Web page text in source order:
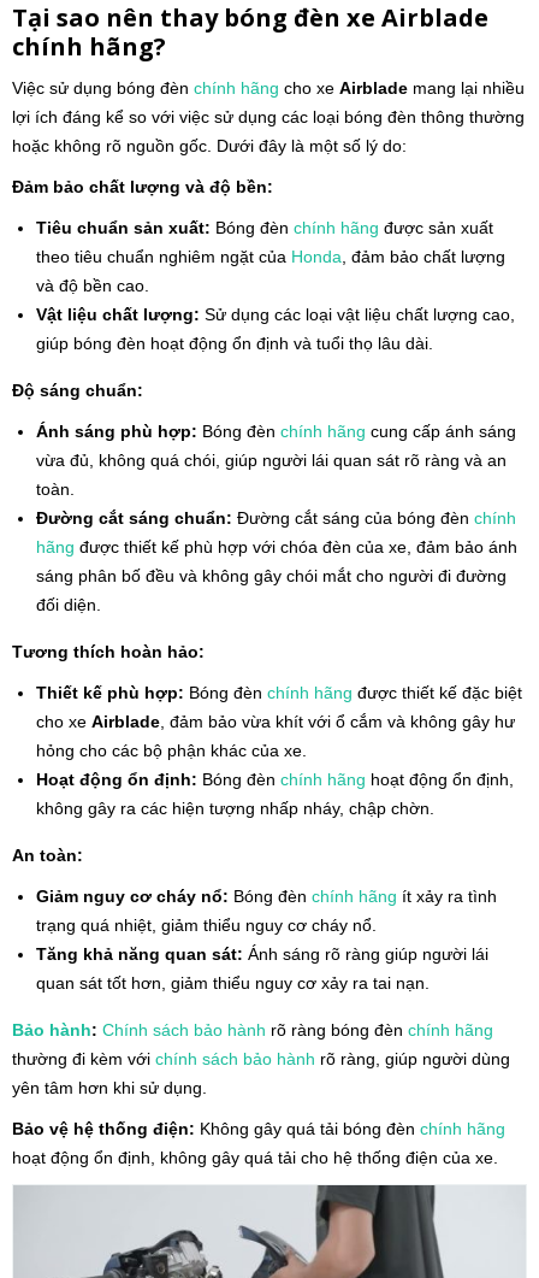
Tại sao nên thay bóng đèn xe Airblade
chính hãng?
Việc sử dụng bóng đèn chính hãng cho xe Airblade mang lại nhiều
lợi ích đáng kể so với việc sử dụng các loại bóng đèn thông thường
hoặc không rõ nguồn gốc. Dưới đây là một số lý do:
Đảm bảo chất lượng và độ bền:
Tiêu chuẩn sản xuất: Bóng đèn chính hãng được sản xuất
theo tiêu chuẩn nghiêm ngặt của Honda, đảm bảo chất lượng
và độ bền cao.
Vật liệu chất lượng: Sử dụng các loại vật liệu chất lượng cao,
giúp bóng đèn hoạt động ổn định và tuổi thọ lâu dài.
Độ sáng chuẩn:
Ánh sáng phù hợp: Bóng đèn chính hãng cung cấp ánh sáng
vừa đủ, không quá chói, giúp người lái quan sát rõ ràng và an
toàn.
Đường cắt sáng chuẩn: Đường cắt sáng của bóng đèn chính
hãng được thiết kế phù hợp với chóa đèn của xe, đảm bảo ánh
sáng phân bố đều và không gây chói mắt cho người đi đường
đối diện.
Tương thích hoàn hảo:
Thiết kế phù hợp: Bóng đèn chính hãng được thiết kế đặc biệt
cho xe Airblade, đảm bảo vừa khít với ổ cắm và không gây hư
hỏng cho các bộ phận khác của xe.
Hoạt động ổn định: Bóng đèn chính hãng hoạt động ổn định,
không gây ra các hiện tượng nhấp nháy, chập chờn.
An toàn:
Giảm nguy cơ cháy nổ: Bóng đèn chính hãng ít xảy ra tình
trạng quá nhiệt, giảm thiểu nguy cơ cháy nổ.
Tăng khả năng quan sát: Ánh sáng rõ ràng giúp người lái
quan sát tốt hơn, giảm thiểu nguy cơ xảy ra tai nạn.
Bảo hành: Chính sách bảo hành rõ ràng bóng đèn chính hãng
thường đi kèm với chính sách bảo hành rõ ràng, giúp người dùng
yên tâm hơn khi sử dụng.
Bảo vệ hệ thống điện: Không gây quá tải bóng đèn chính hãng
hoạt động ổn định, không gây quá tải cho hệ thống điện của xe.